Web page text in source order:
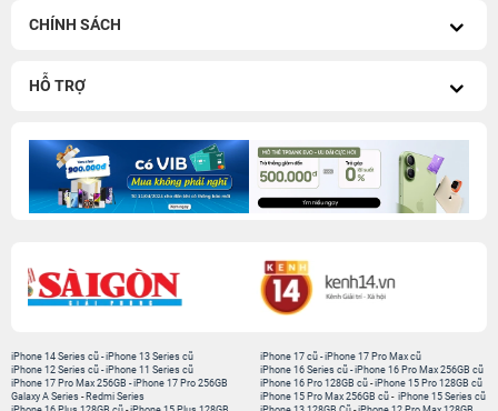
CHÍNH SÁCH
HỖ TRỢ
iPhone 14 Series cũ -iPhone 13 Series cũ
iPhone 12 Series cũ -iPhone 11 Series cũ
iPhone 17 Pro Max 256GB -iPhone 17 Pro 256GB
Galaxy A Series - Redmi Series
iPhone 17 cũ -iPhone 17 Pro Max cũ
iPhone 16 Series cũ - iPhone 16 Pro Max 256GB cũ
iPhone 16 Pro 128GB cũ -iPhone 15 Pro 128GB cũ
iPhone 15 Pro Max 256GB cũ - iPhone 15 Series cũ